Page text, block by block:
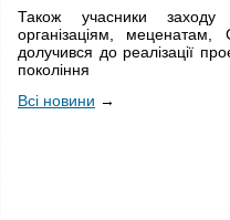
Також учасники заходу
організаціям, меценатам,
долучився до реалізації
покоління
Всі новини →